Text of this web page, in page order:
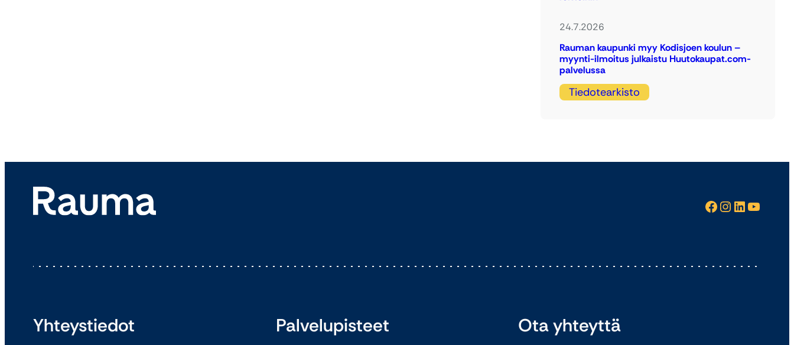
24.7.2026
Rauman kaupunki myy Kodisjoen koulun –
myynti-ilmoitus julkaistu Huutokaupat.com-
palvelussa
Tiedotearkisto
Facebook InstagramLinkedIn YouTube
Yhteystiedot Palvelupisteet Ota yhteyttä